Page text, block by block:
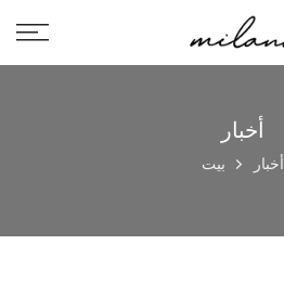
تخطى
الى
المحتوى
أخبار
بيت أخبار